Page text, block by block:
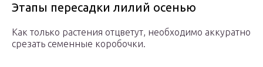
Этапы пересадки лилий осенью
Как только растения отцветут, необходимо аккуратно
срезать семенные коробочки.